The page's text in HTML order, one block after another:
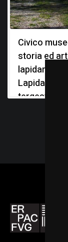
Civico
storia ed
lapidario e
Lapidario
tergestino